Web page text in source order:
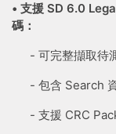
• 支援 SD 6.0
碼：
- 可完整擷取待
- 包含 Search
- 支援 CRC